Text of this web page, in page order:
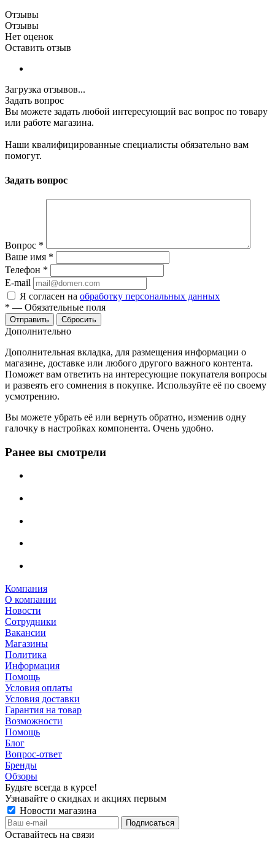
Отзывы
Отзывы
Нет оценок
Оставить отзыв
Загрузка отзывов...
Задать вопрос
Вы можете задать любой интересующий вас вопрос по товару
или работе магазина.
Наши квалифицированные специалисты обязательно вам
помогут.
Задать вопрос
Вопрос *
Ваше имя *
Телефон *
E-mail
Я согласен на обработку персональных данных
* — Обязательные поля
Отправить Сбросить
Дополнительно
Дополнительная вкладка, для размещения информации о
магазине, доставке или любого другого важного контента.
Поможет вам ответить на интересующие покупателя вопросы
и развеять его сомнения в покупке. Используйте её по своему
усмотрению.
Вы можете убрать её или вернуть обратно, изменив одну
галочку в настройках компонента. Очень удобно.
Ранее вы смотрели
Компания
О компании
Новости
Сотрудники
Вакансии
Магазины
Политика
Информация
Помощь
Условия оплаты
Условия доставки
Гарантия на товар
Возможности
Помощь
Блог
Вопрос-ответ
Бренды
Обзоры
Будьте всегда в курсе!
Узнавайте о скидках и акциях первым
Новости магазина
Оставайтесь на связи